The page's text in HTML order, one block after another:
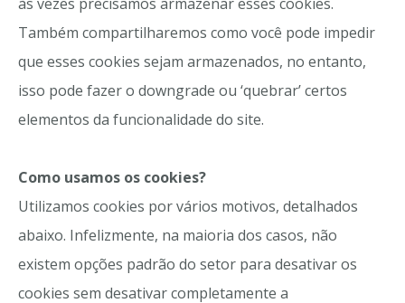
Também compartilharemos como você pode impedir
que esses cookies sejam armazenados, no entanto,
isso pode fazer o downgrade ou ‘quebrar’ certos
elementos da funcionalidade do site.
Como usamos os cookies?
Utilizamos cookies por vários motivos, detalhados
abaixo. Infelizmente, na maioria dos casos, não
existem opções padrão do setor para desativar os
cookies sem desativar completamente a